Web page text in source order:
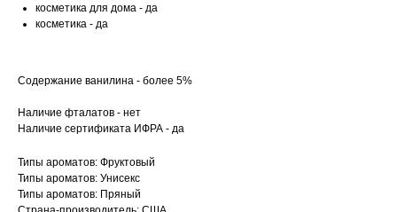
косметика для дома - да
косметика - да
Содержание ванилина - более 5%
Наличие фталатов - нет
Наличие сертификата ИФРА - да
Типы ароматов: Фруктовый
Типы ароматов: Унисекс
Типы ароматов: Пряный